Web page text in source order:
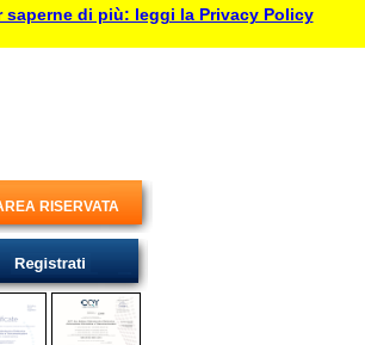
RISERVATA
saperne di più: leggi la Privacy Policy